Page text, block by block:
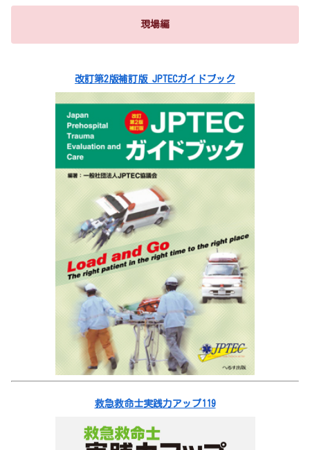
現場編
改訂第2版補訂版 JPTECガイドブック
救急救命士実践力アップ119